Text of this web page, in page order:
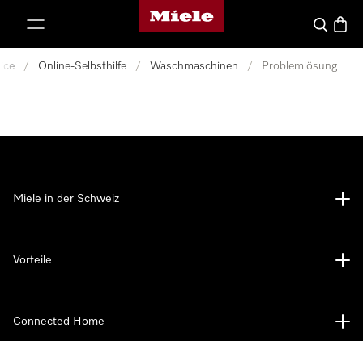
Miele-Homepage
Suche
/ Online-Selbsthilfe / Waschmaschinen / Problemlösung
Miele in der Schweiz
Vorteile
Connected Home